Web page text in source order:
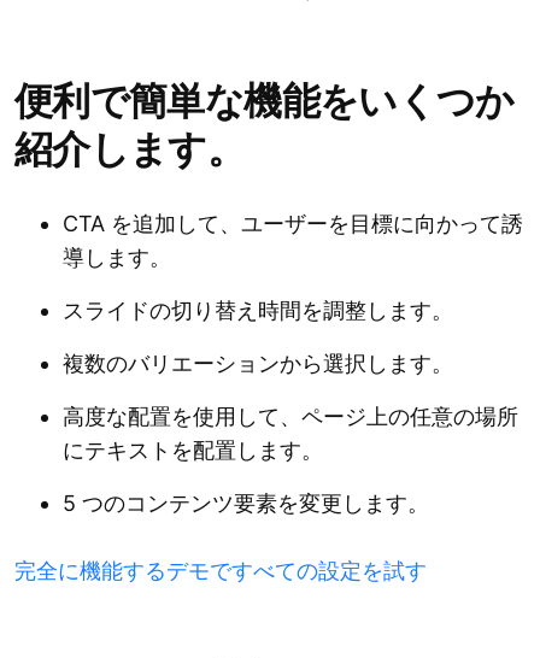
便利で簡単な機能をいくつか
紹介します。
CTA を追加して、ユーザーを目標に向かって誘
導します。
スライドの切り替え時間を調整します。
複数のバリエーションから選択します。
高度な配置を使用して、ページ上の任意の場所
にテキストを配置します。
5 つのコンテンツ要素を変更します。
完全に機能するデモですべての設定を試す